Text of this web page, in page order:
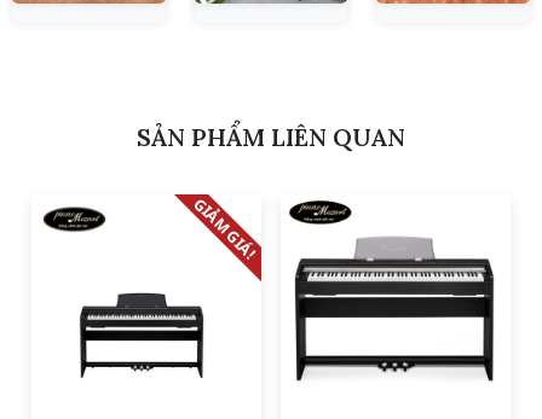
SẢN PHẨM LIÊN QUAN
GIẢM GIÁ!